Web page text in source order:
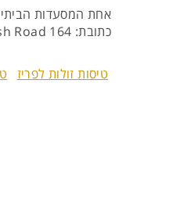
אחת המסעדות
כתובת: 164 Shepherds Bush Road
טיסות זולות לפריז